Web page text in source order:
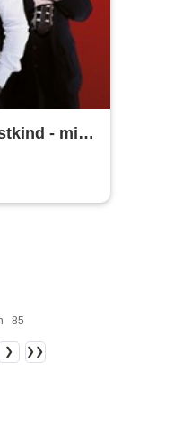
- mit
85
❯ ❯❯